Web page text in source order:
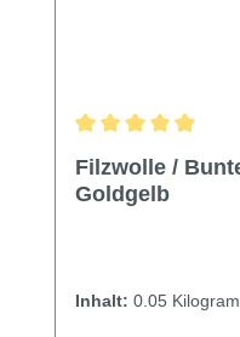
Filzwolle /
Goldgelb
Inhalt: 0.05